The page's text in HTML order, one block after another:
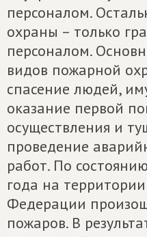
персоналом.
охраны – только
персоналом.
видов пожарной
спасение людей,
оказание первой
осуществления и
проведение
работ. По
года на
Федерации
пожаров. В